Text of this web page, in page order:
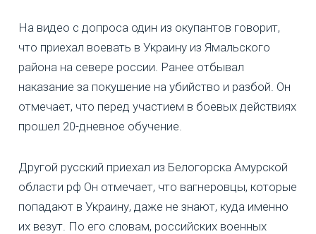
На видео с допроса один из окупантов говорит,
что приехал воевать в Украину из Ямальского
района на севере россии. Ранее отбывал
наказание за покушение на убийство и разбой. Он
отмечает, что перед участием в боевых действиях
прошел 20-дневное обучение.
Другой русский приехал из Белогорска Амурской
области рф Он отмечает, что вагнеровцы, которые
попадают в Украину, даже не знают, куда именно
их везут. По его словам, российских военных